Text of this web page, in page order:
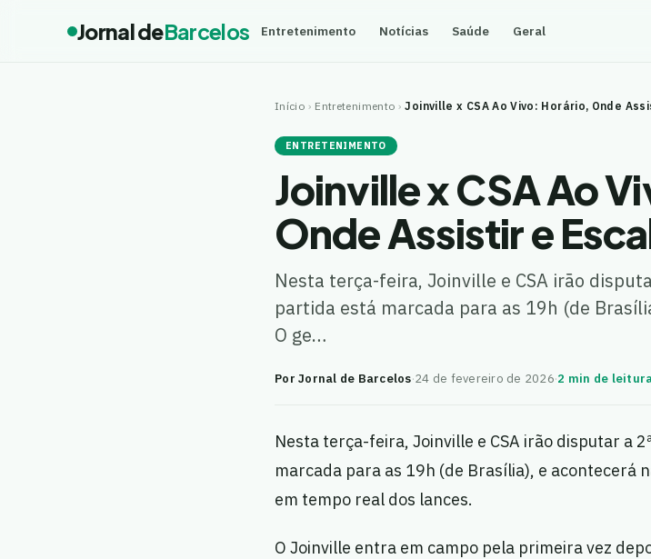
Jornal deBarcelos Entretenimento Notícias Saúde Geral
Início › Entretenimento › Joinville x CSA Ao Vivo: Horário, Onde
ENTRETENIMENTO
Joinville x CSA Ao
Onde Assistir e
Nesta terça-feira, Joinville e CSA irão
partida está marcada para as 19h (de
O ge…
Por Jornal de Barcelos·24 de fevereiro de 2026·2 min de
Nesta terça-feira, Joinville e CSA irão disputar a
marcada para as 19h (de Brasília), e acontecerá
em tempo real dos lances.
O Joinville entra em campo pela primeira vez